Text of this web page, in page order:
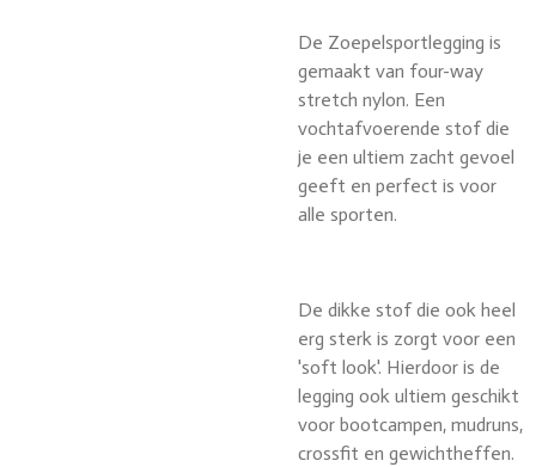
De Zoepelsportlegging is
gemaakt van four-way
stretch nylon. Een
vochtafvoerende stof die
je een ultiem zacht gevoel
geeft en perfect is voor
alle sporten.
De dikke stof die ook heel
erg sterk is zorgt voor een
'soft look'. Hierdoor is de
legging ook ultiem geschikt
voor bootcampen, mudruns,
crossfit en gewichtheffen.